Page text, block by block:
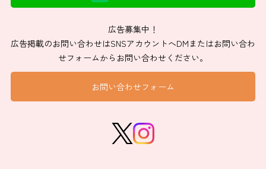
広告募集中！
広告掲載のお問い合わせはSNSアカウントへDMまたはお問い合わ
せフォームからお問い合わせください。
お問い合わせフォーム